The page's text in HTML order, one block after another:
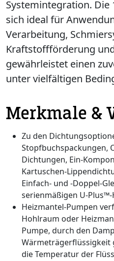
Systemintegration. Die
sich ideal für
Verarbeitung,
Kraftstoffförderung
gewährleistet einen
unter vielfältigen
Merkmale &
Zu den
Stopfbuchspackungen,
Dichtungen, Ein-
Kartuschen-
Einfach- und -Doppel-
serienmäßigen U-
Heizmantel-Pumpen
Hohlraum oder
Pumpe, durch den
Wärmeträgerflüssigkeit
die Temperatur der